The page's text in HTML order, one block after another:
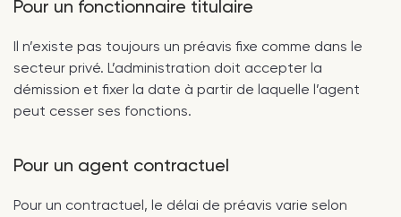
Pour un fonctionnaire titulaire
Il n’existe pas toujours un préavis fixe comme dans le
secteur privé. L’administration doit accepter la
démission et fixer la date à partir de laquelle l’agent
peut cesser ses fonctions.
Pour un agent contractuel
Pour un contractuel, le délai de préavis varie selon